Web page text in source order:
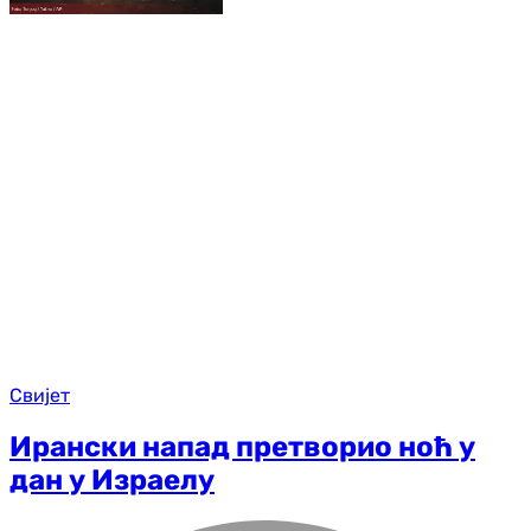
Свијет
Ирански напад претворио ноћ у
дан у Израелу